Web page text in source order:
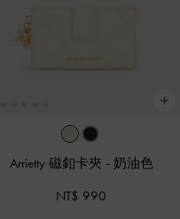
Arrietty 磁釦卡夾 - 奶油色
NT$ 990